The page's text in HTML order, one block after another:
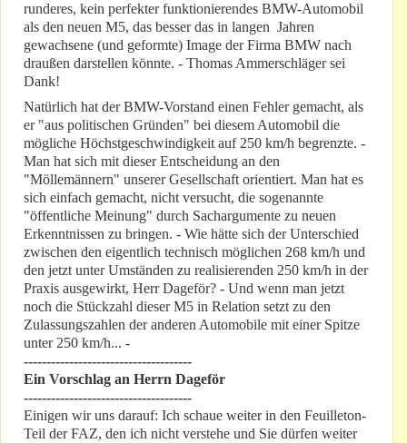
runderes, kein perfekter funktionierendes BMW-Automobil
als den neuen M5, das besser das in langen Jahren
gewachsene (und geformte) Image der Firma BMW nach
draußen darstellen könnte. - Thomas Ammerschläger sei
Dank!
Natürlich hat der BMW-Vorstand einen Fehler gemacht, als
er "aus politischen Gründen" bei diesem Automobil die
mögliche Höchstgeschwindigkeit auf 250 km/h begrenzte. -
Man hat sich mit dieser Entscheidung an den
"Möllemännern" unserer Gesellschaft orientiert. Man hat es
sich einfach gemacht, nicht versucht, die sogenannte
"öffentliche Meinung" durch Sachargumente zu neuen
Erkenntnissen zu bringen. - Wie hätte sich der Unterschied
zwischen den eigentlich technisch möglichen 268 km/h und
den jetzt unter Umständen zu realisierenden 250 km/h in der
Praxis ausgewirkt, Herr Dageför? - Und wenn man jetzt
noch die Stückzahl dieser M5 in Relation setzt zu den
Zulassungszahlen der anderen Automobile mit einer Spitze
unter 250 km/h... -
-------------------------------------
Ein Vorschlag an Herrn Dageför
-------------------------------------
Einigen wir uns darauf: Ich schaue weiter in den Feuilleton-
Teil der FAZ, den ich nicht verstehe und Sie dürfen weiter